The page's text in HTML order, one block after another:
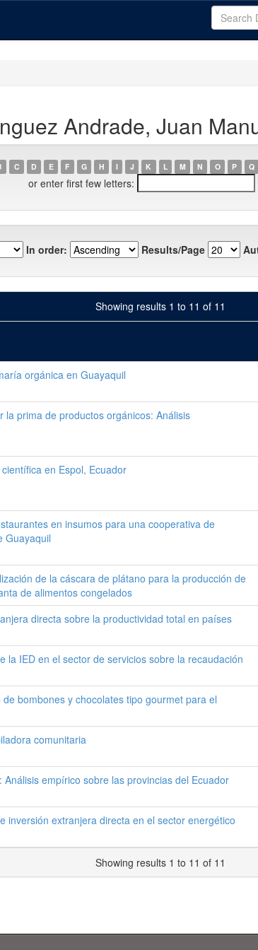
Andrade, Juan
C D E F G H I J K L M N O P Q
or enter first few letters:
In order: Results/Page
Showing results 1 to 11 of 11
orgánica en Guayaquil
la prima de productos orgánicos: Análisis
en Espol, Ecuador
en insumos para una cooperativa de
Guayaquil
de la cáscara de plátano para la producción de
de alimentos congelados
directa sobre la productividad total en países
la IED en el sector de servicios sobre la recaudación
bombones y chocolates tipo gourmet para el
comunitaria
empírico sobre las provincias del Ecuador
inversión extranjera directa en el sector energético
Showing results 1 to 11 of 11